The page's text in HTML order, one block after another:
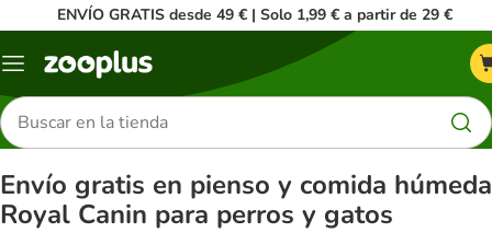
ENVÍO GRATIS desde 49 € | Solo 1,99 € a partir de 29 €
Menú
Buscar
productos
Envío gratis en pienso y comida húmeda
Royal Canin para perros y gatos